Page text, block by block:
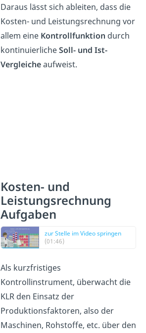
Daraus lässt sich ableiten, dass die
Kosten- und Leistungsrechnung vor
allem eine Kontrollfunktion durch
kontinuierlicheSoll- und Ist-
Vergleicheaufweist.
Kosten- und
Leistungsrechnung
Aufgaben
zur Stelle im Video springen
(01:46)
Als kurzfristiges
Kontrollinstrument, überwacht die
KLR den Einsatz der
Produktionsfaktoren, also der
Maschinen, Rohstoffe, etc. über den